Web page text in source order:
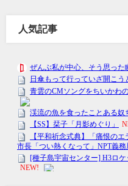
人気記事